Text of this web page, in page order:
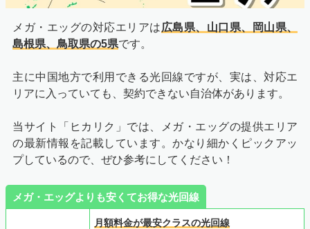
メガ・エッグの対応エリアは広島県、山口県、岡山県、
島根県、鳥取県の5県です。
主に中国地方で利用できる光回線ですが、実は、対応エ
リアに入っていても、契約できない自治体があります。
当サイト「ヒカリク」では、メガ・エッグの提供エリア
の最新情報を記載しています。かなり細かくピックアッ
プしているので、ぜひ参考にしてください！
メガ・エッグよりも安くてお得な光回線
月額料金が最安クラスの光回線